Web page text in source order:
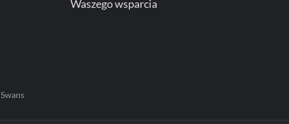
Waszego wsparcia
Swans